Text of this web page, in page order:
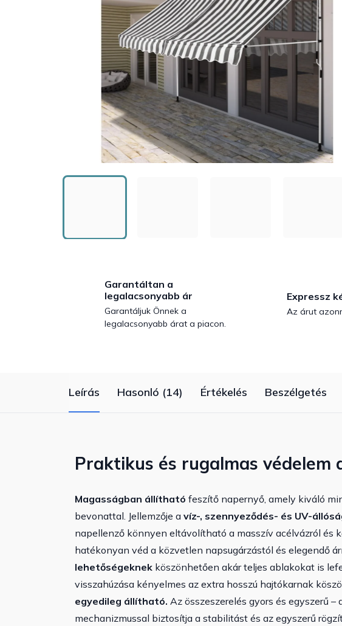
Garantáltan a
legalacsonyabb ár
Garantáljuk Önnek a
legalacsonyabb árat a piacon.
Expressz
Az árut
Leírás Hasonló (14) Értékelés Beszélgetés
Praktikus és rugalmas védelem
Magasságban állítható feszítő napernyő, amely kiváló
bevonattal. Jellemzője a víz-, szennyeződés- és UV-
napellenző könnyen eltávolítható a masszív acélvázról és
hatékonyan véd a közvetlen napsugárzástól és elegendő
lehetőségeknek köszönhetően akár teljes ablakokat is
visszahúzása kényelmes az extra hosszú hajtókarnak
egyedileg állítható. Az összeszerelés gyors és egyszerű
mechanizmussal biztosítja a stabilitást és az egyszerű